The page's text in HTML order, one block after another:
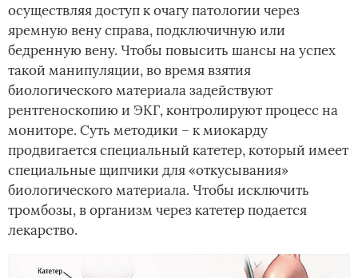
осуществляя доступ к очагу патологии через
яремную вену справа, подключичную или
бедренную вену. Чтобы повысить шансы на успех
такой манипуляции, во время взятия
биологического материала задействуют
рентгеноскопию и ЭКГ, контролируют процесс на
мониторе. Суть методики – к миокарду
продвигается специальный катетер, который имеет
специальные щипчики для «откусывания»
биологического материала. Чтобы исключить
тромбозы, в организм через катетер подается
лекарство.